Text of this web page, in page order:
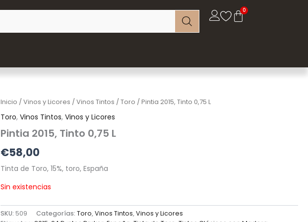
Inicio /Vinos y Licores /Vinos Tintos /Toro / Pintia 2015, Tinto 0,75 L
Toro,Vinos Tintos,Vinos y Licores
Pintia 2015, Tinto 0,75 L
€58,00
Tinta de Toro, 15%, toro, España
Sin existencias
SKU: 509 Categorías:Toro,Vinos Tintos,Vinos y Licores